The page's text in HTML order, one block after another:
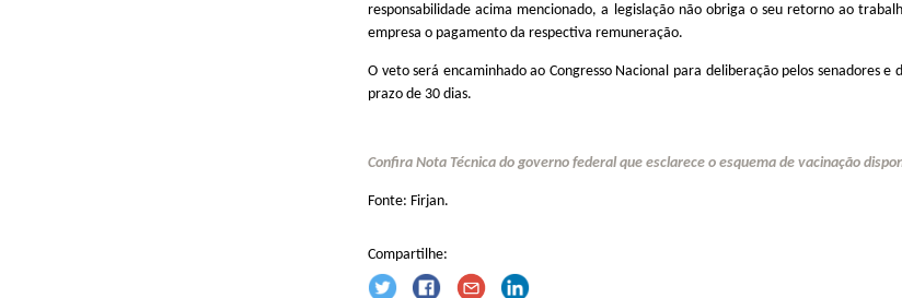
responsabilidade acima mencionado, a legislação não obriga o seu retorno ao
empresa o pagamento da respectiva remuneração.
O veto será encaminhado ao Congresso Nacional para deliberação pelos senadores e
prazo de 30 dias.
Confira Nota Técnica do governo federal que esclarece o esquema de vacinação
Fonte: Firjan.
Compartilhe: